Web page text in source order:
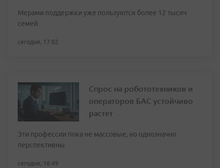
Мерами поддержки уже пользуются более 12 тысяч
семей
сегодня, 17:02
Спрос на робототехников и
операторов БАС устойчиво
растет
Эти профессии пока не массовые, но однозначно
перспективны
сегодня, 16:49